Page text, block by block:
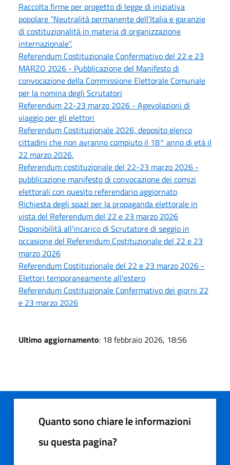
Raccolta firme per progetto di legge di iniziativa
popolare “Neutralità permanente dell’Italia e garanzie
di costituzionalità in materia di organizzazione
internazionale”.
Referendum Costituzionale Confermativo del 22 e 23
MARZO 2026 - Pubblicazione del Manifesto di
convocazione della Commissione Elettorale Comunale
per la nomina degli Scrutatori
Referendum 22-23 marzo 2026 - Agevolazioni di
viaggio per gli elettori
Referendum Costituzionale 2026, deposito elenco
cittadini che non avranno compiuto il 18° anno di età il
22 marzo 2026.
Referendum costituzionale del 22-23 marzo 2026 -
pubblicazione manifesto di convocazione dei comizi
elettorali con quesito referendario aggiornato
Richiesta degli spazi per la propaganda elettorale in
vista del Referendum del 22 e 23 marzo 2026
Disponibilità all'incarico di Scrutatore di seggio in
occasione del Referendum Costituzionale del 22 e 23
marzo 2026
Referendum Costituzionale del 22 e 23 marzo 2026 -
Elettori temporaneamente all'estero
Referendum Costituzionale Confermativo dei giorni 22
e 23 marzo 2026
Ultimo aggiornamento: 18 febbraio 2026, 18:56
Quanto sono chiare le informazioni
su questa pagina?